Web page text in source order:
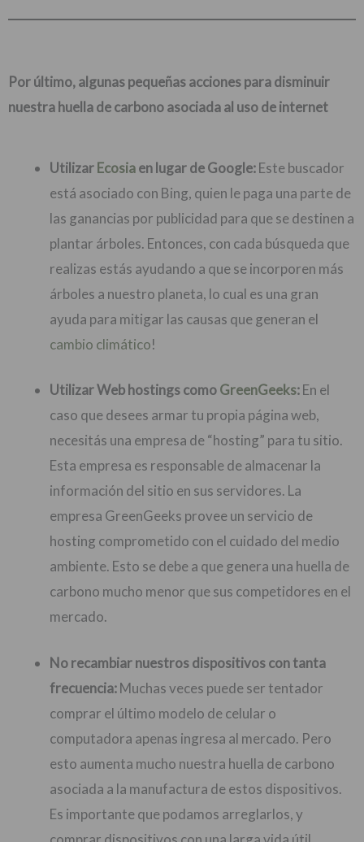
Por último, algunas pequeñas acciones para disminuir
nuestra huella de carbono asociada al uso de internet
Utilizar Ecosiaen lugar de Google:Este buscador
está asociado con Bing, quien le paga una parte de
las ganancias por publicidad para que se destinen a
plantar árboles. Entonces, con cada búsqueda que
realizas estás ayudando a que se incorporen más
árboles a nuestro planeta, lo cual es una gran
ayuda para mitigar las causas que generan el
cambio climático!
Utilizar Web hostings comoGreenGeeks:En el
caso que desees armar tu propia página web,
necesitás una empresa de “hosting” para tu sitio.
Esta empresa es responsable de almacenar la
información del sitio en sus servidores. La
empresa GreenGeeks provee un servicio de
hosting comprometido con el cuidado del medio
ambiente. Esto se debe a que genera una huella de
carbono mucho menor que sus competidores en el
mercado.
No recambiar nuestros dispositivos con tanta
frecuencia:Muchas veces puede ser tentador
comprar el último modelo de celular o
computadora apenas ingresa al mercado. Pero
esto aumenta mucho nuestra huella de carbono
asociada a la manufactura de estos dispositivos.
Es importante que podamos arreglarlos, y